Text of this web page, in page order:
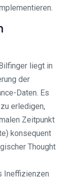
liegt in
der
Daten. Es
erledigen,
Zeitpunkt
konsequent
Thought
Ineffizienzen